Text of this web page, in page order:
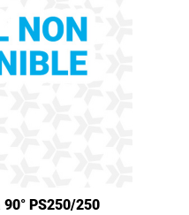
PS250/250